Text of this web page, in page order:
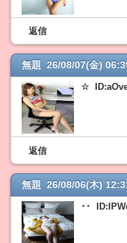
返信
無題 26/08/07(金)
☆
返信
無題 26/08/06(木)
･･